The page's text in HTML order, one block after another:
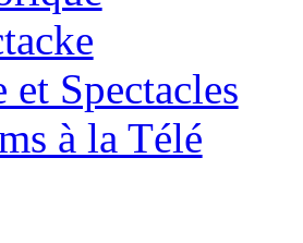
et Spectacles
à la Télé